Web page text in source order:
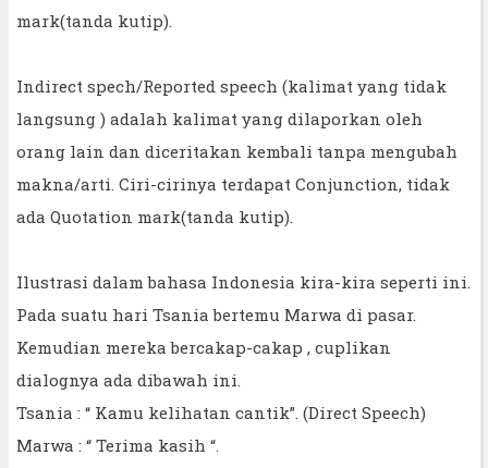
mark(tanda kutip).
Indirect spech/Reported speech (kalimat yang tidak
langsung ) adalah kalimat yang dilaporkan oleh
orang lain dan diceritakan kembali tanpa mengubah
makna/arti. Ciri-cirinya terdapat Conjunction, tidak
ada Quotation mark(tanda kutip).
Ilustrasi dalam bahasa Indonesia kira-kira seperti ini.
Pada suatu hari Tsania bertemu Marwa di pasar.
Kemudian mereka bercakap-cakap , cuplikan
dialognya ada dibawah ini.
Tsania : “ Kamu kelihatan cantik”. (Direct Speech)
Marwa : “ Terima kasih “.